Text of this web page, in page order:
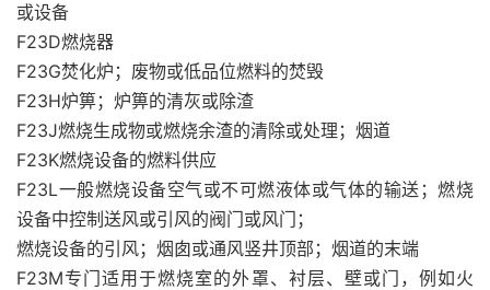
或设备
F23D燃烧器
F23G焚化炉；废物或低品位燃料的焚毁
F23H炉箅；炉箅的清灰或除渣
F23J燃烧生成物或燃烧余渣的清除或处理；烟道
F23K燃烧设备的燃料供应
F23L一般燃烧设备空气或不可燃液体或气体的输送；燃烧
设备中控制送风或引风的阀门或风门；
燃烧设备的引风；烟囱或通风竖井顶部；烟道的末端
F23M专门适用于燃烧室的外罩、衬层、壁或门，例如火